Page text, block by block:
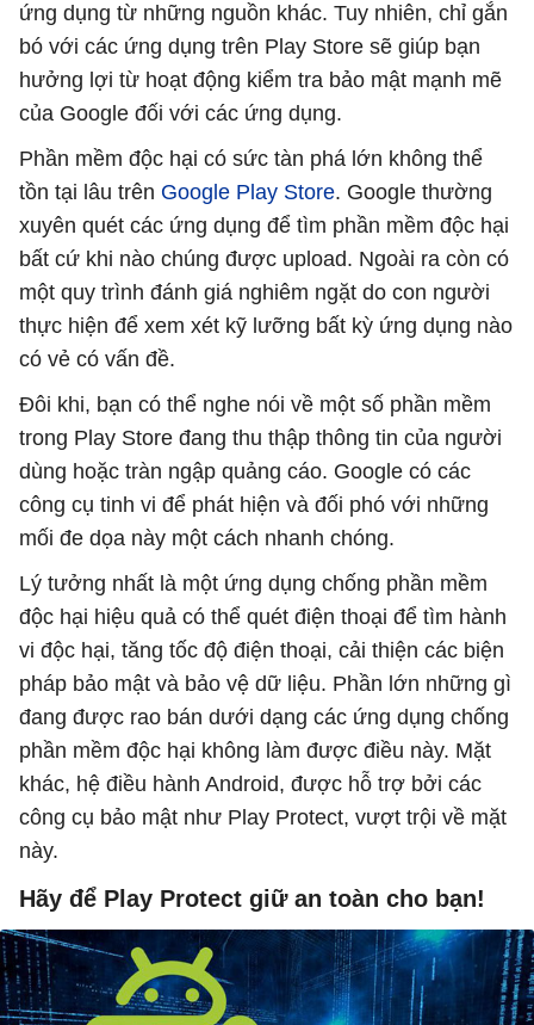
ứng dụng từ những nguồn khác. Tuy nhiên, chỉ gắn
bó với các ứng dụng trên Play Store sẽ giúp bạn
hưởng lợi từ hoạt động kiểm tra bảo mật mạnh mẽ
của Google đối với các ứng dụng.
Phần mềm độc hại có sức tàn phá lớn không thể
tồn tại lâu trên Google Play Store. Google thường
xuyên quét các ứng dụng để tìm phần mềm độc hại
bất cứ khi nào chúng được upload. Ngoài ra còn có
một quy trình đánh giá nghiêm ngặt do con người
thực hiện để xem xét kỹ lưỡng bất kỳ ứng dụng nào
có vẻ có vấn đề.
Đôi khi, bạn có thể nghe nói về một số phần mềm
trong Play Store đang thu thập thông tin của người
dùng hoặc tràn ngập quảng cáo. Google có các
công cụ tinh vi để phát hiện và đối phó với những
mối đe dọa này một cách nhanh chóng.
Lý tưởng nhất là một ứng dụng chống phần mềm
độc hại hiệu quả có thể quét điện thoại để tìm hành
vi độc hại, tăng tốc độ điện thoại, cải thiện các biện
pháp bảo mật và bảo vệ dữ liệu. Phần lớn những gì
đang được rao bán dưới dạng các ứng dụng chống
phần mềm độc hại không làm được điều này. Mặt
khác, hệ điều hành Android, được hỗ trợ bởi các
công cụ bảo mật như Play Protect, vượt trội về mặt
này.
Hãy để Play Protect giữ an toàn cho bạn!